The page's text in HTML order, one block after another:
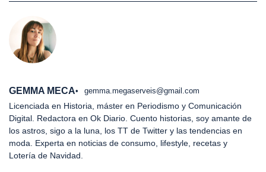
GEMMA MECA gemma.megaserveis@gmail.com
Licenciada en Historia, máster en Periodismo y Comunicación
Digital. Redactora en Ok Diario. Cuento historias, soy amante de
los astros, sigo a la luna, los TT de Twitter y las tendencias en
moda. Experta en noticias de consumo, lifestyle, recetas y
Lotería de Navidad.